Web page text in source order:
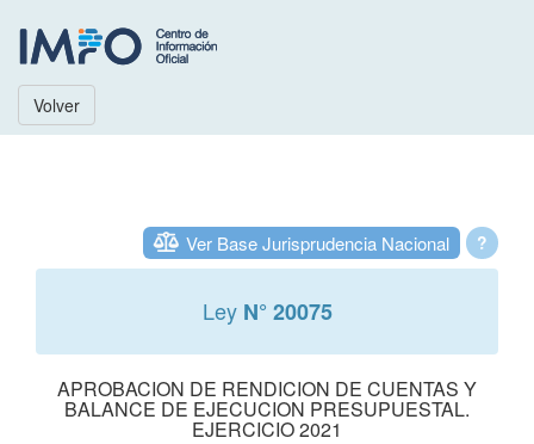
Volver
?
Ver Base Jurisprudencia Nacional
Ley N° 20075
APROBACION DE RENDICION DE CUENTAS Y
BALANCE DE EJECUCION PRESUPUESTAL.
EJERCICIO 2021